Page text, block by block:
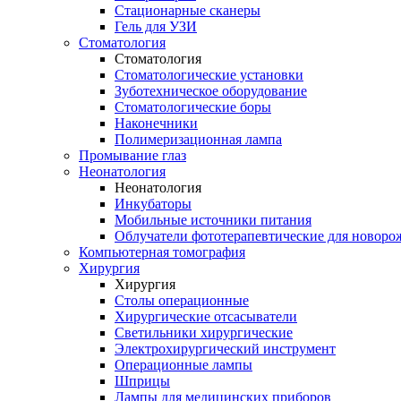
Стационарные сканеры
Гель для УЗИ
Стоматология
Стоматология
Стоматологические установки
Зуботехническое оборудование
Стоматологические боры
Наконечники
Полимеризационная лампа
Промывание глаз
Неонатология
Неонатология
Инкубаторы
Мобильные источники питания
Облучатели фототерапевтические для
Компьютерная томография
Хирургия
Хирургия
Столы операционные
Хирургические отсасыватели
Светильники хирургические
Электрохирургический инструмент
Операционные лампы
Шприцы
Лампы для медицинских приборов